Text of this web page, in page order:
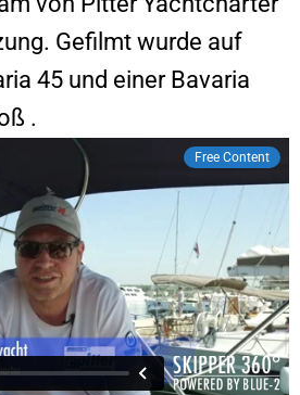
Gefilmt wurde auf
45 und einer Bavaria
.
Free Content